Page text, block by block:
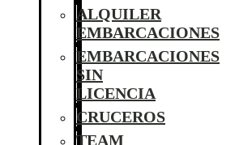
ALQUILER
EMBARCACIONES
EMBARCACIONES
SIN
LICENCIA
CRUCEROS
TEAM